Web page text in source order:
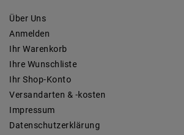
Über Uns
Anmelden
Ihr Warenkorb
Ihre Wunschliste
Ihr Shop-Konto
Versandarten & -kosten
Impressum
Daten­schutz­erklärung